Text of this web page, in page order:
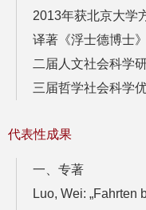
2013年获北京大学
译著《浮士德博士
二届人文社会科学
三届哲学社会科学
代表性成果
一、专著
Luo, Wei: „Fahrten